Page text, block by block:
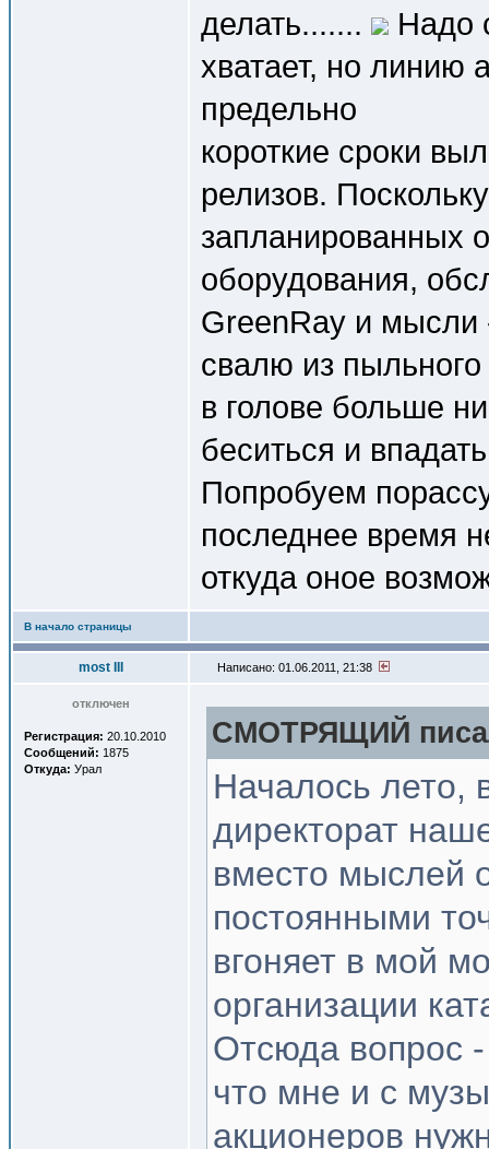
делать.......
Надо
хватает, но линию
предельно
короткие сроки
релизов.
запланированных
оборудования,
GreenRay и мысли
свалю из пыльного
в голове больше
беситься и
Попробуем
последнее время
откуда оное
В начало страницы
most III Написано: 01.06.2011, 21:38
отключен
Регистрация: 20.10.2010
Сообщений: 1875
Откуда: Урал
СМОТРЯЩИЙ
Началось лето,
директорат
вместо мыслей
постоянными
вгоняет в мой
организации
Отсюда вопрос
что мне и с
акционеров